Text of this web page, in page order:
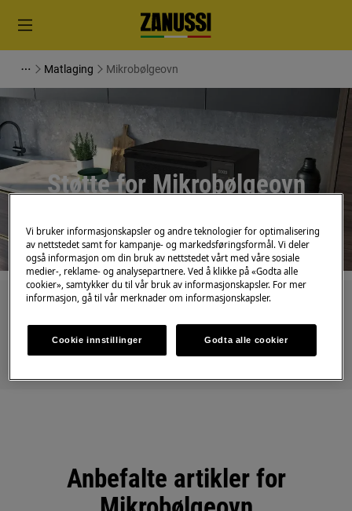
Matlaging Mikrobølgeovn
Støtte for Mikrobølgeovn
Søk blant våre støtteartikler
Anbefalte artikler for
Vi bruker informasjonskapsler og andre teknologier for optimalisering
av nettstedet samt for kampanje- og markedsføringsformål. Vi deler
også informasjon om din bruk av nettstedet vårt med våre sosiale
medier-, reklame- og analysepartnere. Ved å klikke på «Godta alle
cookier», samtykker du til vår bruk av informasjonskapsler. For mer
informasjon, gå til vår merknader om informasjonskapsler.
Cookie innstillinger Godta alle cookier